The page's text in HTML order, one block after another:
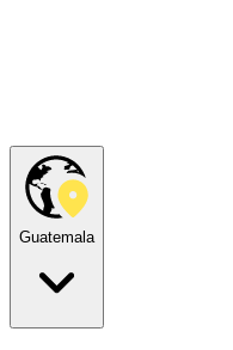
Guatemala